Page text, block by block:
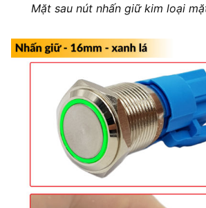
Mặt sau nút nhấn giữ kim loại